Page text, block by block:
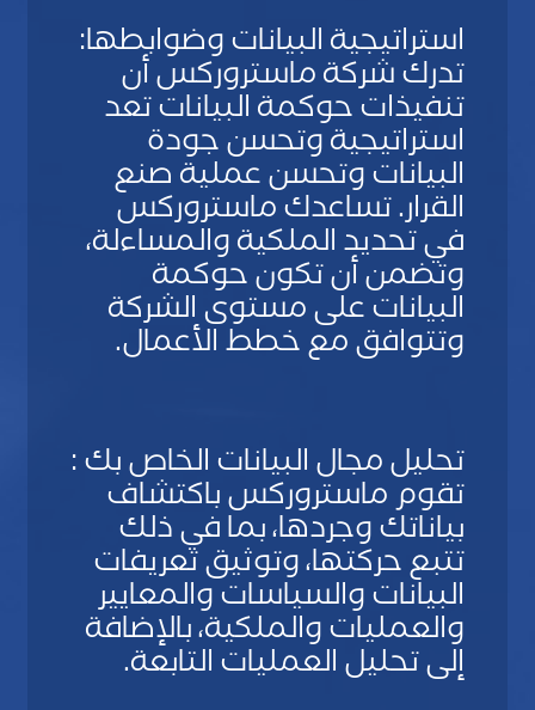
استراتيجية البيانات وضوابطها:
تدرك شركة ماستروركس أن
تنفيذات حوكمة البيانات تعد
استراتيجية وتحسن جودة
البيانات وتحسن عملية صنع
القرار. تساعدك ماستروركس
في تحديد الملكية والمساءلة،
وتضمن أن تكون حوكمة
البيانات على مستوى الشركة
وتتوافق مع خطط الأعمال.
L
a
y
o
u
t
S
تحليل مجال البيانات الخاص بك :
تقوم ماستروركس باكتشاف
بياناتك وجردها، بما في ذلك
تتبع حركتها، وتوثيق تعريفات
البيانات والسياسات والمعايير
والعمليات والملكية، بالإضافة
إلى تحليل العمليات التابعة.